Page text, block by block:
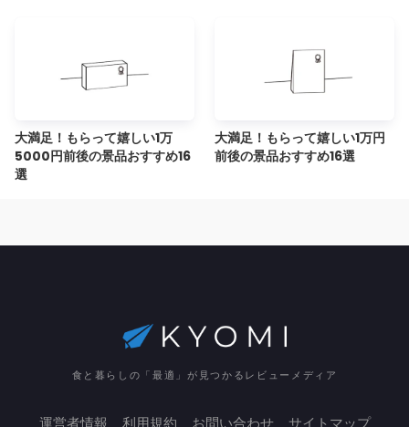
大満足！もらって嬉しい1万
5000円前後の景品おすすめ16
選
大満足！もらって嬉しい1万円
前後の景品おすすめ16選
食と暮らしの「最適」が見つかるレビューメディア